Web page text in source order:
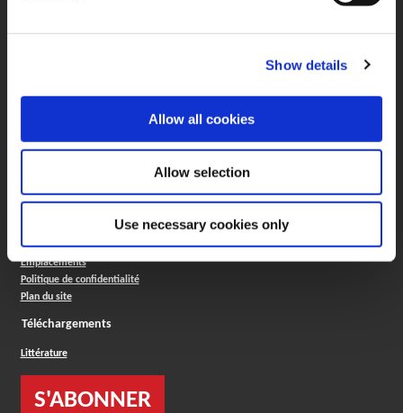
Show details
Allow all cookies
Allow selection
Use necessary cookies only
Insta-Code ®
À propos
Politique de cookies
Termes légaux
Emplacements
Politique de confidentialité
Plan du site
Téléchargements
Littérature
S'ABONNER